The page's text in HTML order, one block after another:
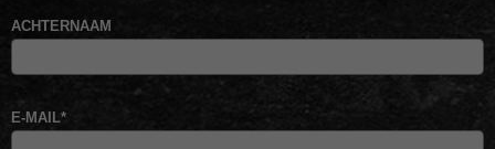
ACHTERNAAM
E-MAIL*